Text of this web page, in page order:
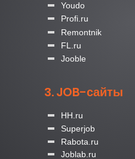
3. JOB-сайты
HH.ru
Superjob
Rabota.ru
Joblab.ru
Youdo
Profi.ru
Remontnik
FL.ru
Jooble